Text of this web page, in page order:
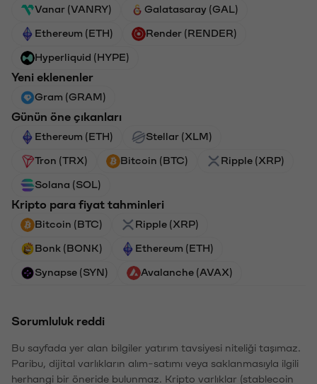
Vanar (VANRY) Galatasaray (GAL)
Ethereum (ETH) Render (RENDER)
Hyperliquid (HYPE)
Yeni eklenenler
Gram (GRAM)
Günün öne çıkanları
Ethereum (ETH) Stellar (XLM)
Tron (TRX) Bitcoin (BTC) Ripple (XRP)
Solana (SOL)
Kripto para fiyat tahminleri
Bitcoin (BTC) Ripple (XRP)
Bonk (BONK) Ethereum (ETH)
Synapse (SYN) Avalanche (AVAX)
Sorumluluk reddi
Bu sayfada yer alan bilgiler yatırım tavsiyesi niteliği taşımaz.
Paribu, dijital varlıkların alım-satımı veya saklanmasıyla ilgili
herhangi bir öneride bulunmaz. Kripto varlıklar (stablecoin